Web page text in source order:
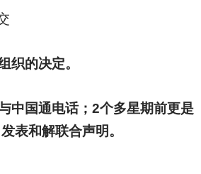
织的决定。
中国通电话；2个多星期前更是
表和解联合声明。